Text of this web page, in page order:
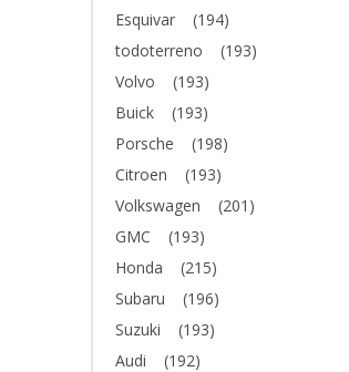
Esquivar
(194)
todoterreno
(193)
Volvo
(193)
Buick
(193)
Porsche
(198)
Citroen
(193)
Volkswagen
(201)
GMC
(193)
Honda
(215)
Subaru
(196)
Suzuki
(193)
Audi
(192)